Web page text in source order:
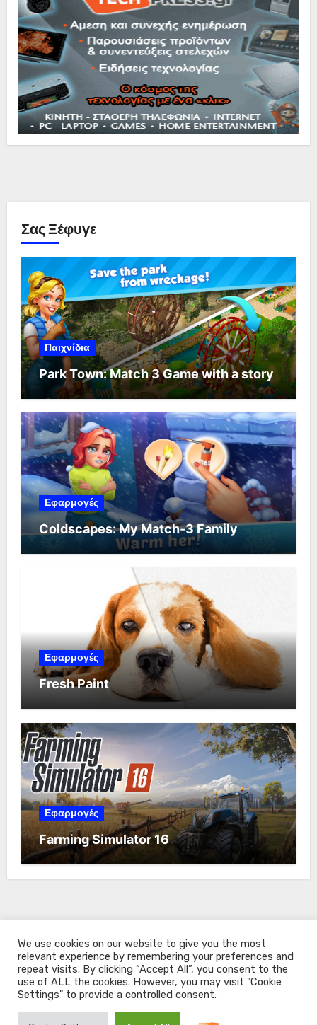
Σας Ξέφυγε
Παιχνίδια
Park Town: Match 3 Game with a story
Εφαρμογές
Coldscapes: My Match-3 Family
Εφαρμογές
Fresh Paint
Εφαρμογές
Farming Simulator 16
We use cookies on our website to give you the most
relevant experience by remembering your preferences and
repeat visits. By clicking “Accept All”, you consent to the
use of ALL the cookies. However, you may visit "Cookie
Settings" to provide a controlled consent.